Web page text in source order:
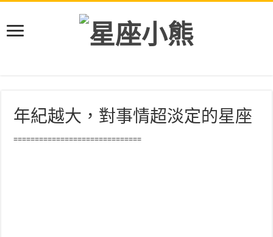
年紀越大，對事情超淡定的星座
==============================